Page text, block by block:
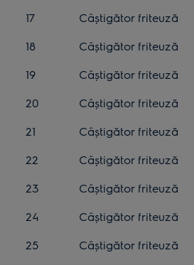
17
Câștigător friteuză
18
Câștigător friteuză
19
Câștigător friteuză
20
Câștigător friteuză
21
Câștigător friteuză
22
Câștigător friteuză
23
Câștigător friteuză
24
Câștigător friteuză
25
Câștigător friteuză